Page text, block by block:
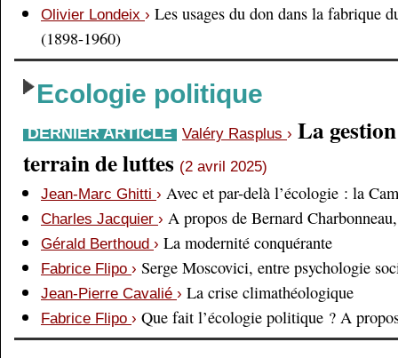
Olivier Londeix › Les usages du don dans la fabrique
(1898-1960)
Ecologie politique
DERNIER ARTICLE Valéry Rasplus › La
terrain de luttes (2 avril 2025)
Jean-Marc Ghitti › Avec et par-delà l’écologie : la
Charles Jacquier › A propos de Bernard
Gérald Berthoud › La modernité conquérante
Fabrice Flipo › Serge Moscovici, entre psychologie
Jean-Pierre Cavalié › La crise climathéologique
Fabrice Flipo › Que fait l’écologie politique ? A